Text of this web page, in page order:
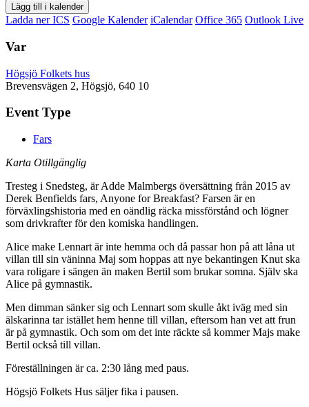
Lägg till i kalender
Ladda ner ICS Google Kalender iCalendar Office 365 Outlook Live
Var
Högsjö Folkets hus
Brevensvägen 2, Högsjö, 640 10
Event Type
Fars
Karta Otillgänglig
Tresteg i Snedsteg, är Adde Malmbergs översättning från 2015 av
Derek Benfields fars, Anyone for Breakfast? Farsen är en
förväxlingshistoria med en oändlig räcka missförstånd och lögner
som drivkrafter för den komiska handlingen.
Alice make Lennart är inte hemma och då passar hon på att låna ut
villan till sin väninna Maj som hoppas att nye bekantingen Knut ska
vara roligare i sängen än maken Bertil som brukar somna. Själv ska
Alice på gymnastik.
Men dimman sänker sig och Lennart som skulle åkt iväg med sin
älskarinna tar istället hem henne till villan, eftersom han vet att frun
är på gymnastik. Och som om det inte räckte så kommer Majs make
Bertil också till villan.
Föreställningen är ca. 2:30 lång med paus.
Högsjö Folkets Hus säljer fika i pausen.